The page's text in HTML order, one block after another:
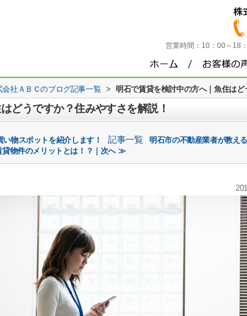
営業時間： 10：00～18
会社ＡＢＣのブログ記事一覧 > 明石で賃貸を検討中の方へ｜魚住はど
どうですか？住みやすさを解説！
物スポットを紹介します！ 記事一覧
明石市の不動産業者が教え
貸物件のメリットとは！？｜次へ ≫